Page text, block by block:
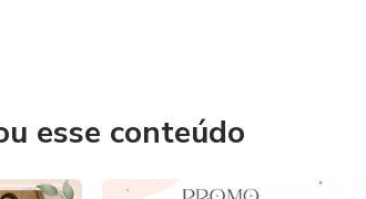
esse conteúdo